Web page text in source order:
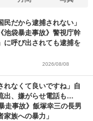
民だから逮捕されない」
袋暴走事故》警視庁幹
に呼び出されても逮捕を
2026/08/08
れなくて良いですね」自
出、嫌がらせ電話も…
走事故》飯塚幸三の長男
族への暴力」